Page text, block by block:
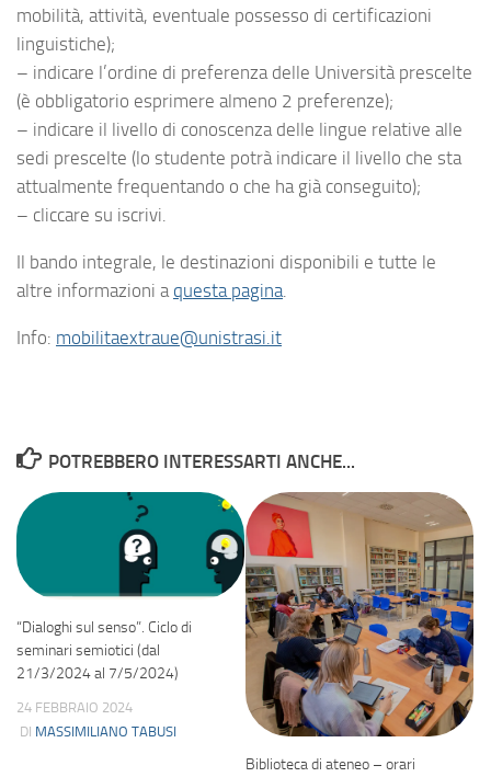
mobilità, attività, eventuale possesso di certificazioni
linguistiche);
– indicare l’ordine di preferenza delle Università prescelte
(è obbligatorio esprimere almeno 2 preferenze);
– indicare il livello di conoscenza delle lingue relative alle
sedi prescelte (lo studente potrà indicare il livello che sta
attualmente frequentando o che ha già conseguito);
– cliccare su iscrivi.
Il bando integrale, le destinazioni disponibili e tutte le
altre informazioni a questa pagina
Info: mobilitaextraue@unistrasi.it
POTREBBERO INTERESSARTI ANCHE...
“Dialoghi sul senso”. Ciclo di
seminari semiotici (dal
21/3/2024 al 7/5/2024)
24 FEBBRAIO 2024
DI MASSIMILIANO TABUSI
Biblioteca di ateneo – orari